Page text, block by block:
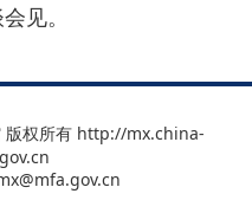
见。
版权所有 http://mx.china-